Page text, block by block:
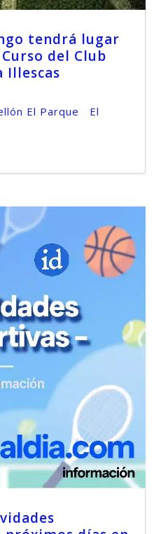
tendrá lugar
del Club
Illescas
El Parque El